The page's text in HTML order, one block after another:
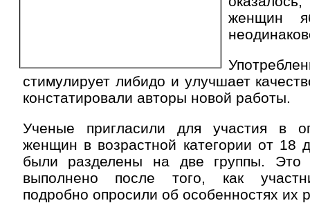
женщин
стимулирует либидо и улучшает
констатировали авторы новой работы.
Ученые пригласили для участия в
женщин в возрастной категории от 18
были разделены на две группы. Это
выполнено после того, как
подробно опросили об особенностях их